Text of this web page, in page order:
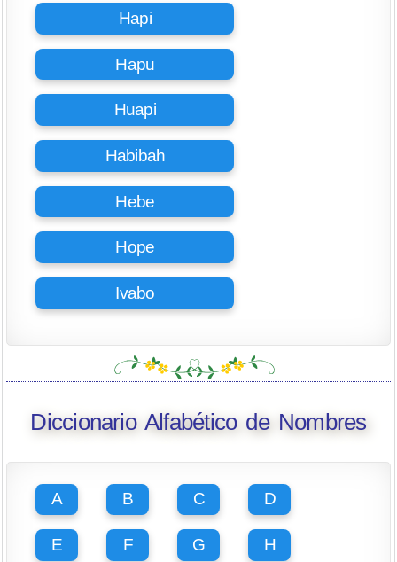
Hapi
Hapu
Huapi
Habibah
Hebe
Hope
Ivabo
Diccionario Alfabético de Nombres
A B C D
E F G H